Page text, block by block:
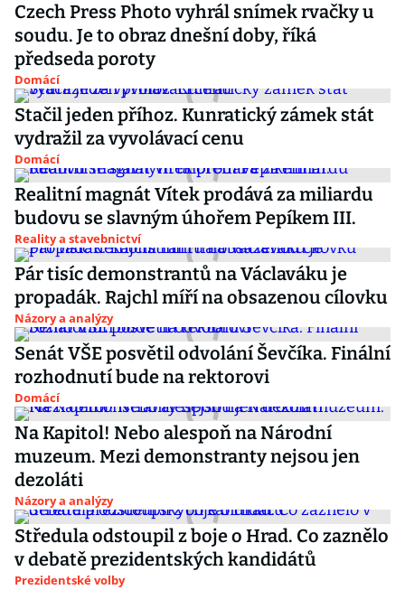
Czech Press Photo vyhrál snímek rvačky u
soudu. Je to obraz dnešní doby, říká
předseda poroty
Domácí
Stačil jeden příhoz. Kunratický zámek stát
vydražil za vyvolávací cenu
Domácí
Realitní magnát Vítek prodává za miliardu
budovu se slavným úhořem Pepíkem III.
Reality a stavebnictví
Pár tisíc demonstrantů na Václaváku je
propadák. Rajchl míří na obsazenou cílovku
Názory a analýzy
Senát VŠE posvětil odvolání Ševčíka. Finální
rozhodnutí bude na rektorovi
Domácí
Na Kapitol! Nebo alespoň na Národní
muzeum. Mezi demonstranty nejsou jen
dezoláti
Názory a analýzy
Středula odstoupil z boje o Hrad. Co zaznělo
v debatě prezidentských kandidátů
Prezidentské volby